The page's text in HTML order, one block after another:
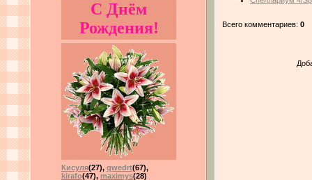
С Днём
Рождения!
Кисуля(27), qwedrt(67),
kirafo(47), maximys(28)
Всего комментариев: 0